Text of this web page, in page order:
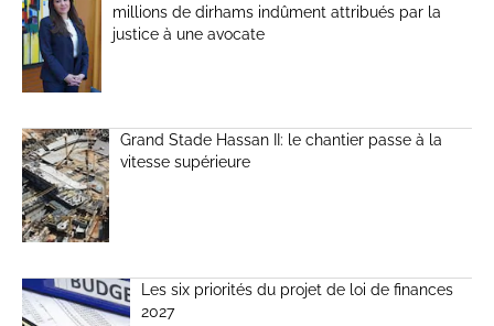
millions de dirhams indûment attribués par la
justice à une avocate
Grand Stade Hassan II: le chantier passe à la
vitesse supérieure
Les six priorités du projet de loi de finances
2027